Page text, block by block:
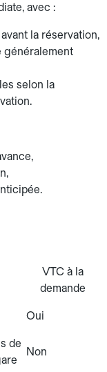
avec :
la réservation,
généralement
selon la
VTC à la
demande
Oui
de
Non